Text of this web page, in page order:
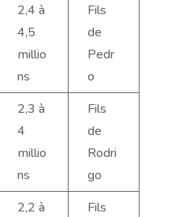
2,4 à
4,5
millio
ns
Fils
de
Pedr
o
2,3 à
4
millio
ns
Fils
de
Rodri
go
2,2 à
Fils